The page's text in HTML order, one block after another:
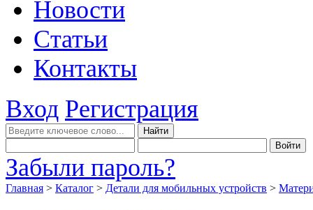
Новости
Статьи
Контакты
Вход Регистрация
Забыли пароль?
Главная > Каталог > Детали для мобильных устройств >